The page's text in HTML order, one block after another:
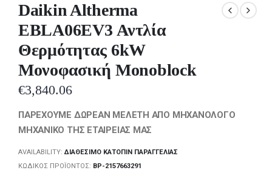
Daikin Altherma
EBLA06EV3 Αντλία
Θερμότητας 6kW
Μονοφασική Monoblock
€3,840.06
ΠΑΡΕΧΟΥΜΕ ΔΩΡΕΑΝ ΜΕΛΕΤΗ ΑΠΟ ΜΗΧΑΝΟΛΟΓΟ
ΜΗΧΑΝΙΚΟ ΤΗΣ ΕΤΑΙΡΕΙΑΣ ΜΑΣ
AVAILABILITY:ΔΙΑΘΈΣΙΜΟ ΚΑΤΌΠΙΝ ΠΑΡΑΓΓΕΛΊΑΣ
ΚΩΔΙΚΌΣ ΠΡΟΪΌΝΤΟΣ: BP-2157663291